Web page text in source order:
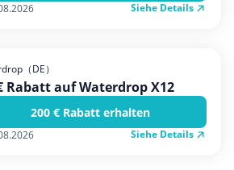
Siehe Details
（DE）
Rabatt auf Waterdrop X12
200 € Rabatt erhalten
Siehe Details